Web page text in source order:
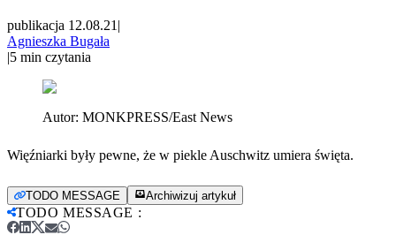
publikacja 12.08.21 |
Agnieszka Bugała
|5 min czytania
Autor: MONKPRESS/East News
Więźniarki były pewne, że w piekle Auschwitz umiera święta.
TODO MESSAGE Archiwizuj artykuł
TODO MESSAGE :